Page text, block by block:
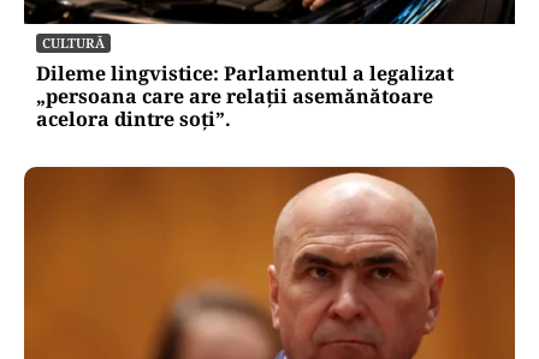
CULTURĂ
Dileme lingvistice: Parlamentul a legalizat
„persoana care are relații asemănătoare
acelora dintre soți”.